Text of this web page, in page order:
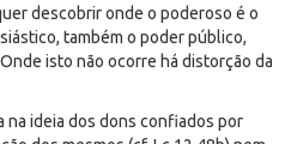
descobrir onde o poderoso é o
também o poder público,
isto não ocorre há distorção da
na ideia dos dons confiados por